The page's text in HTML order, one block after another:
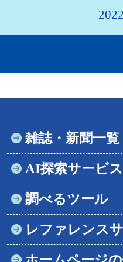
雑誌・新聞一覧
AI探索サービス
調べるツール
レファレンス